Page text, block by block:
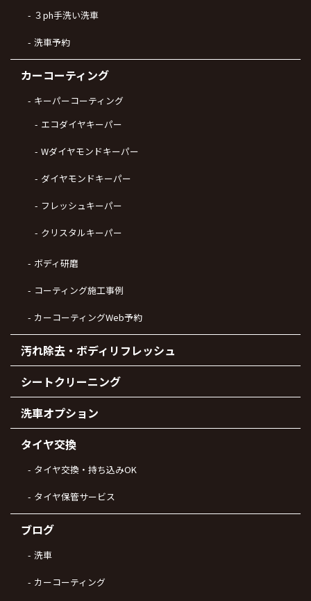
３ph手洗い洗車
洗車予約
カーコーティング
キーパーコーティング
エコダイヤキーパー
Wダイヤモンドキーパー
ダイヤモンドキーパー
フレッシュキーパー
クリスタルキーパー
ボディ研磨
コーティング施工事例
カーコーティングWeb予約
汚れ除去・ボディリフレッシュ
シートクリーニング
洗車オプション
タイヤ交換
タイヤ交換・持ち込みOK
タイヤ保管サービス
ブログ
洗車
カーコーティング